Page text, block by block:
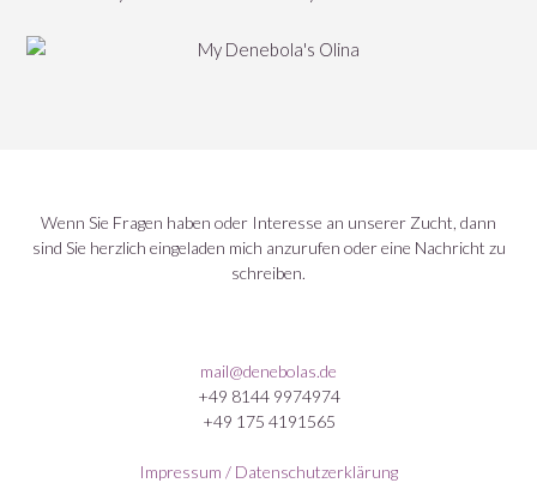
Wenn Sie Fragen haben oder Interesse an unserer Zucht, dann
sind Sie herzlich eingeladen mich anzurufen oder eine Nachricht zu
schreiben.
mail@denebolas.de
+49 8144 9974974
+49 175 4191565
Impressum / Datenschutzerklärung